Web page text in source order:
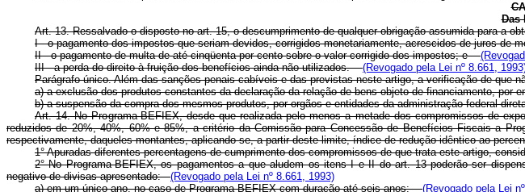
Das
Art. 13. Ressalvado o disposto no art. 15, o descumprimento de qualquer obrigação assumida para a
I - o pagamento dos impostos que seriam devidos, corrigidos monetariamente, acrescidos de juros
II - o pagamento de multa de até cinqüenta por cento sobre o valor corrigido dos impostos; e
III - a perda do direito à fruição dos benefícios ainda não utilizados.(Revogado pela Lei nº 8.661,
Parágrafo único. Além das sanções penais cabíveis e das previstas neste artigo, a verificação de
a) a exclusão dos produtos constantes da declaração da relação de bens objeto de financiamento,
b) a suspensão da compra dos mesmos produtos, por orgãos e entidades da administração federal
Art. 14. No Programa-BEFIEX, desde que realizada pelo menos a metade dos compromissos de
reduzidos de 20%, 40%, 60% e 85%, a critério da Comissão para Concessão de Benefícios Fiscais a
respectivamente, daqueles montantes, aplicando-se, a partir deste limite, índice de redução idêntico ao
1° Apuradas diferentes percentagens de cumprimento dos compromissos de que trata este artigo,
2° No Programa-BEFIEX, os pagamentos a que aludem os itens I e II do art. 13 poderão ser
negativo de divisas apresentado:(Revogado pela Lei nº 8.661, 1993)
a) em um único ano, no caso de Programa-BEFIEX com duração até seis anos;(Revogado pela Lei